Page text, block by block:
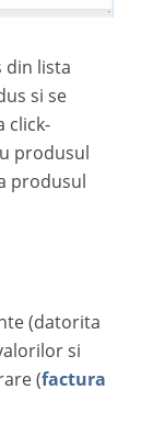
din lista
si se
click-
produsul
produsul
(datorita
si
(factura